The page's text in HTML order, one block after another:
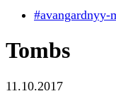
#avangardnyy-
Tombs
11.10.2017